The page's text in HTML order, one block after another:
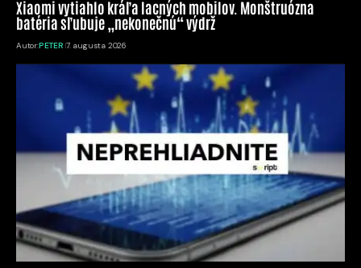
Xiaomi vytiahlo kráľa lacných mobilov. Monštruózna
batéria sľubuje „nekonečnú“ výdrž
Autor:PETER 7. augusta 2026